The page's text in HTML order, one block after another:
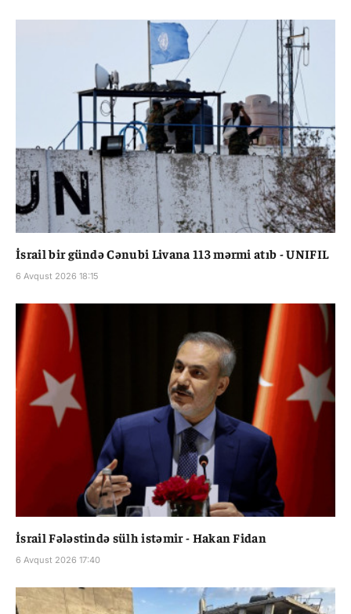
İsrail bir gündə Cənubi Livana 113 mərmi atıb - UNIFIL
6 Avqust 2026 18:15
İsrail Fələstində sülh istəmir - Hakan Fidan
6 Avqust 2026 17:40